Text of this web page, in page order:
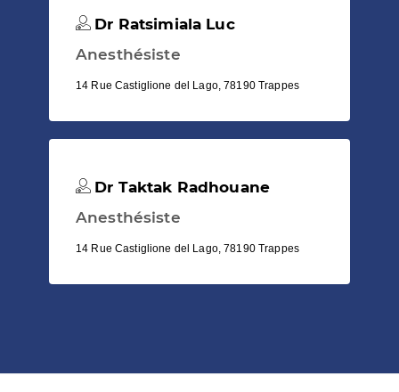
Dr Ratsimiala Luc
Anesthésiste
14 Rue Castiglione del Lago, 78190 Trappes
Dr Taktak Radhouane
Anesthésiste
14 Rue Castiglione del Lago, 78190 Trappes